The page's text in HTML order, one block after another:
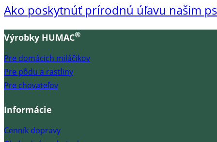
Ako poskytnúť prírodnú úľavu našim
Výrobky HUMAC®
Pre domácich miláčikov
Pre pôdu a rastliny
Pre chovateľov
Informácie
Cenník dopravy